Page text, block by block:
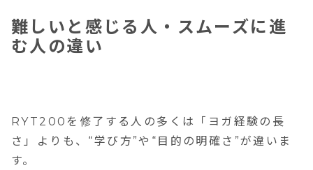
難しいと感じる人・スムーズに進
む人の違い
RYT200を修了する人の多くは「ヨガ経験の長
さ」よりも、“学び方”や“目的の明確さ”が違いま
す。